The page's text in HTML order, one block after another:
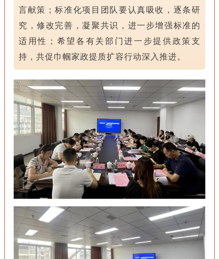
言献策；标准化项目团队要认真吸收，逐条研
究，修改完善，凝聚共识，进一步增强标准的
适用性；希望各有关部门进一步提供政策支
持，共促巾帼家政提质扩容行动深入推进。